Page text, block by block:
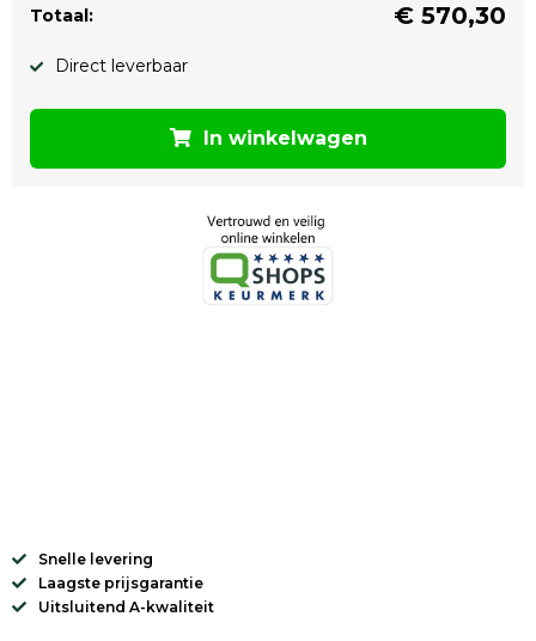
Totaal: € 570,30
Direct leverbaar
In winkelwagen
Snelle levering
Laagste prijsgarantie
Uitsluitend A-kwaliteit